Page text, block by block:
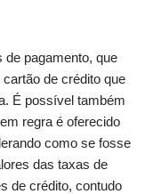
pagamento, que
de crédito que
É possível também
regra é oferecido
como se fosse
das taxas de
de crédito, contudo